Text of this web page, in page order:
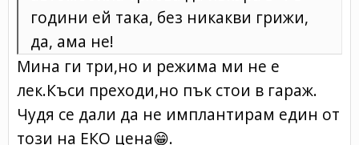
години ей така, без никакви грижи,
да, ама не!
Мина ги три,но и режима ми не е
лек.Къси преходи,но пък стои в гараж.
Чудя се дали да не имплантирам един от
този на ЕКО цена😁.